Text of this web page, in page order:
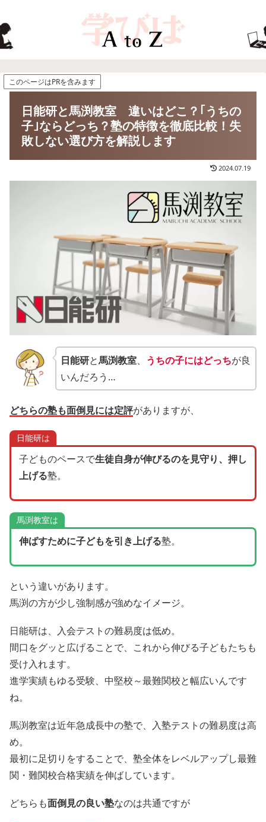
このページはPRを含みます
日能研と馬渕教室 違いはどこ？｢うちの
子｣ならどっち？塾の特徴を徹底比較！失
敗しない選び方を解説します
2024.07.19
日能研と馬渕教室、 うちの子にはどっちが良
いんだろう…
どちらの塾も面倒見には定評がありますが、
日能研は
子どものペースで生徒自身が伸びるのを見守り、押し
上げる塾。
馬渕教室は
伸ばすために子どもを引き上げる塾。
という違いがあります。
馬渕の方が少し強制感が強めなイメージ。
日能研は、入会テストの難易度は低め。
間口をグッと広げることで、これから伸びる子どもたちも
受け入れます。
進学実績もゆる受験、中堅校～最難関校と幅広いんです
ね。
馬渕教室は近年急成長中の塾で、入塾テストの難易度は高
め。
最初に足切りをすることで、塾全体をレベルアップし最難
関・難関校合格実績を伸ばしています。
どちらも面倒見の良い塾なのは共通ですが